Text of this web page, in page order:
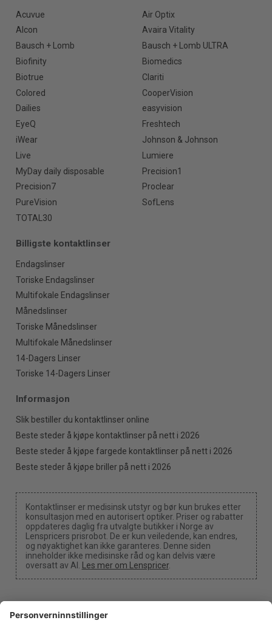
Acuvue
Air Optix
Alcon
Avaira Vitality
Bausch + Lomb
Bausch + Lomb ULTRA
Biofinity
Biomedics
Biotrue
Clariti
Colored
CooperVision
Dailies
easyvision
EyeQ
Freshtech
iWear
Johnson & Johnson
Live
Lumiere
MyDay daily disposable
Precision1
Precision7
Proclear
PureVision
SofLens
TOTAL30
Billigste kontaktlinser
Endagslinser
Toriske Endagslinser
Multifokale Endagslinser
Månedslinser
Toriske Månedslinser
Multifokale Månedslinser
14-Dagers Linser
Toriske 14-Dagers Linser
Informasjon
Slik bestiller du kontaktlinser online
Beste steder å kjøpe kontaktlinser på nett i 2026
Beste steder å kjøpe fargede kontaktlinser på nett i 2026
Beste steder å kjøpe briller på nett i 2026
Kontaktlinser er medisinsk utstyr og bør kun brukes etter
konsultasjon med en autorisert optiker. Priser og rabatter
oppdateres daglig fra utvalgte butikker i Norge av
Lenspricers prisrobot. De er kun veiledende, kan endres,
og nøyaktighet kan ikke garanteres. Denne siden
inneholder ikke medisinske råd og kan delvis være
oversatt av AI. Les mer om Lenspricer.